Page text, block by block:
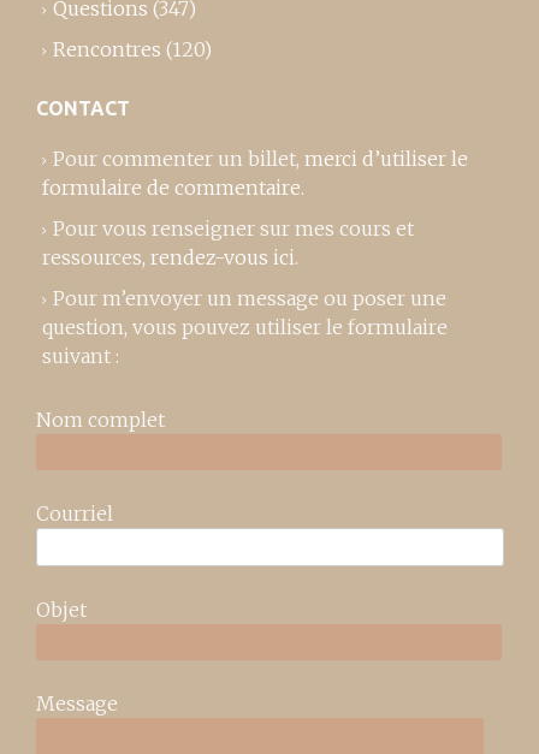
Questions (347)
Rencontres (120)
CONTACT
Pour commenter un billet, merci d’utiliser le
formulaire de commentaire.
Pour vous renseigner sur mes cours et
ressources, rendez-vous ici.
Pour m’envoyer un message ou poser une
question, vous pouvez utiliser le formulaire
suivant :
Nom complet
Courriel
Objet
Message